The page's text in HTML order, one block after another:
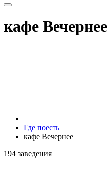
кафе Вечернее
Где поесть
кафе Вечернее
194 заведения